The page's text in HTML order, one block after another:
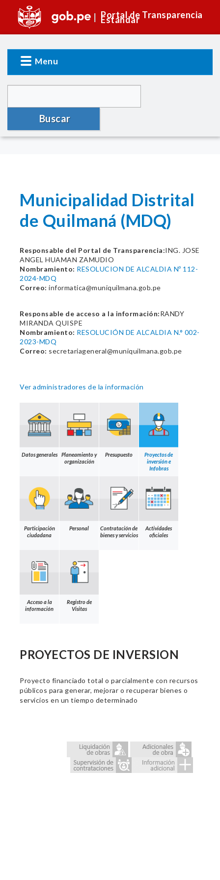
Portal de Transparencia
Estándar
Menu
Buscar
Municipalidad Distrital
de Quilmaná (MDQ)
Responsable del Portal de Transparencia:ING. JOSE
ANGEL HUAMAN ZAMUDIO
Nombramiento: RESOLUCION DE ALCALDIA Nº 112-
2024-MDQ
Correo: informatica@muniquilmana.gob.pe
Responsable de acceso a la información:RANDY
MIRANDA QUISPE
Nombramiento: RESOLUCIÓN DE ALCALDIA N.° 002-
2023-MDQ
Correo: secretariageneral@muniquilmana.gob.pe
Ver administradores de la información
Datos generales
Planeamiento y
organización
Presupuesto
Proyectos de
inversión e
Infobras
Participación
ciudadana
Personal
Contratación de
bienes y servicios
Actividades
oficiales
Acceso a la
información
Registro de
Visitas
PROYECTOS DE INVERSION
Proyecto financiado total o parcialmente con recursos
públicos para generar, mejorar o recuperar bienes o
servicios en un tiempo determinado